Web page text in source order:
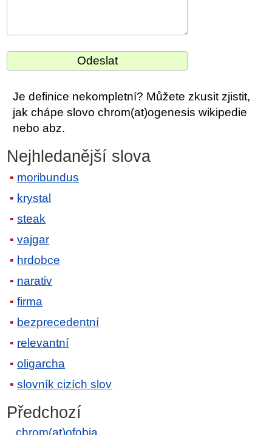
Je definice nekompletní? Můžete zkusit zjistit,
jak chápe slovo chrom(at)ogenesis wikipedie
nebo abz.
Nejhledanější slova
moribundus
krystal
steak
vajgar
hrdobce
narativ
firma
bezprecedentní
relevantní
oligarcha
slovník cizích slov
Předchozí